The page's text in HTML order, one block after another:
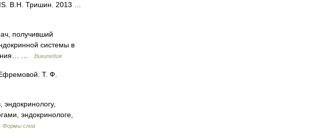
В.Н. Тришин. 2013 …
получивший
системы в
…
Википедия
Т. Ф.
эндокринологе,
Формы слов